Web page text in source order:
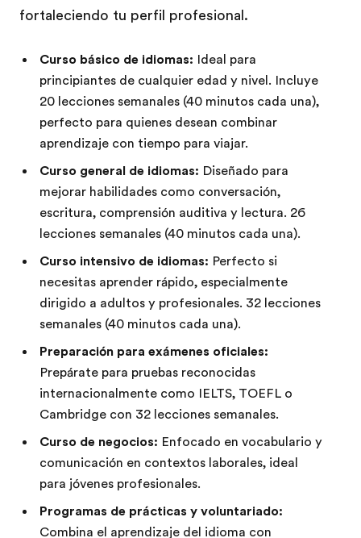
fortaleciendo tu perfil profesional.
Curso básico de idiomas: Ideal para
principiantes de cualquier edad y nivel. Incluye
20 lecciones semanales (40 minutos cada una),
perfecto para quienes desean combinar
aprendizaje con tiempo para viajar.
Curso general de idiomas: Diseñado para
mejorar habilidades como conversación,
escritura, comprensión auditiva y lectura. 26
lecciones semanales (40 minutos cada una).
Curso intensivo de idiomas: Perfecto si
necesitas aprender rápido, especialmente
dirigido a adultos y profesionales. 32 lecciones
semanales (40 minutos cada una).
Preparación para exámenes oficiales:
Prepárate para pruebas reconocidas
internacionalmente como IELTS, TOEFL o
Cambridge con 32 lecciones semanales.
Curso de negocios: Enfocado en vocabulario y
comunicación en contextos laborales, ideal
para jóvenes profesionales.
Programas de prácticas y voluntariado:
Combina el aprendizaje del idioma con